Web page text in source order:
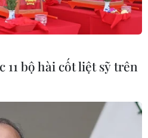
11 bộ hài cốt liệt sỹ trên